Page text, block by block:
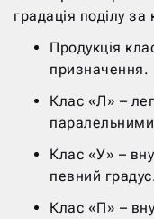
градація поділу
Продукція
призначення.
Клас «Л» –
Клас «У» –
певний
Клас «П» –